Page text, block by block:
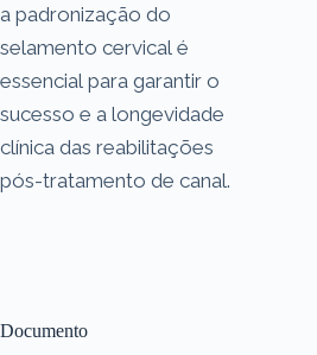
Documento
a padronização do
selamento cervical é
essencial para garantir o
sucesso e a longevidade
clínica das reabilitações
pós-tratamento de canal.